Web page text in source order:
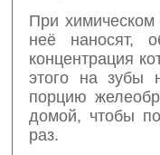
При химическом
неё наносят,
концентрация
этого на зубы
порцию
домой, чтобы
раз.